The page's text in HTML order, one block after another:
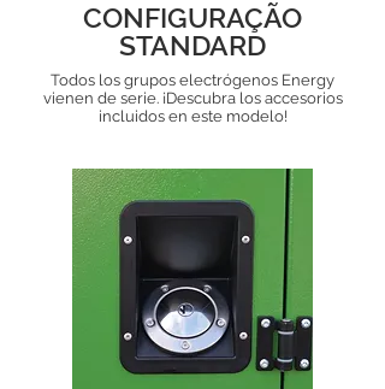
CONFIGURAÇÃO
STANDARD
Todos los grupos electrógenos Energy
vienen de serie. ¡Descubra los accesorios
incluidos en este modelo!